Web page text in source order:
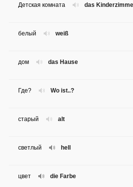
das
Детская комната
weiß
белый
das Hause
дом
Wo ist..?
Где?
alt
старый
hell
светлый
die Farbe
цвет